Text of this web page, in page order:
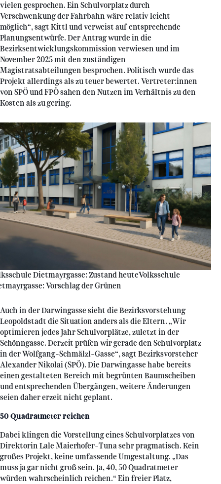
vielen gesprochen. Ein Schulvorplatz durch
Verschwenkung der Fahrbahn wäre relativ leicht
möglich“, sagt Kittl und verweist auf entsprechende
Planungsentwürfe. Der Antrag wurde in die
Bezirksentwicklungskommission verwiesen und im
November 2025 mit den zuständigen
Magistratsabteilungen besprochen. Politisch wurde das
Projekt allerdings als zu teuer bewertet. Vertreter:innen
von SPÖ und FPÖ sahen den Nutzen im Verhältnis zu den
Kosten als zu gering.
Dietmayrgasse: Zustand heuteVolksschule
Vorschlag der Grünen
Auch in der Darwingasse sieht die Bezirksvorstehung
Leopoldstadt die Situation anders als die Eltern. „Wir
optimieren jedes Jahr Schulvorplätze, zuletzt in der
Schönngasse. Derzeit prüfen wir gerade den Schulvorplatz
in der Wolfgang-Schmälzl-Gasse“, sagt Bezirksvorsteher
Alexander Nikolai (SPÖ). Die Darwingasse habe bereits
einen gestalteten Bereich mit begrünten Baumscheiben
und entsprechenden Übergängen, weitere Änderungen
seien daher erzeit nicht geplant.
50 Quadratmeter reichen
Dabei klingen die Vorstellung eines Schulvorplatzes von
Direktorin Lale Maierhofer-Tuna sehr pragmatisch. Kein
großes Projekt, keine umfassende Umgestaltung. „Das
muss ja gar nicht groß sein. Ja, 40, 50 Quadratmeter
würden wahrscheinlich reichen.“ Ein freier Platz,